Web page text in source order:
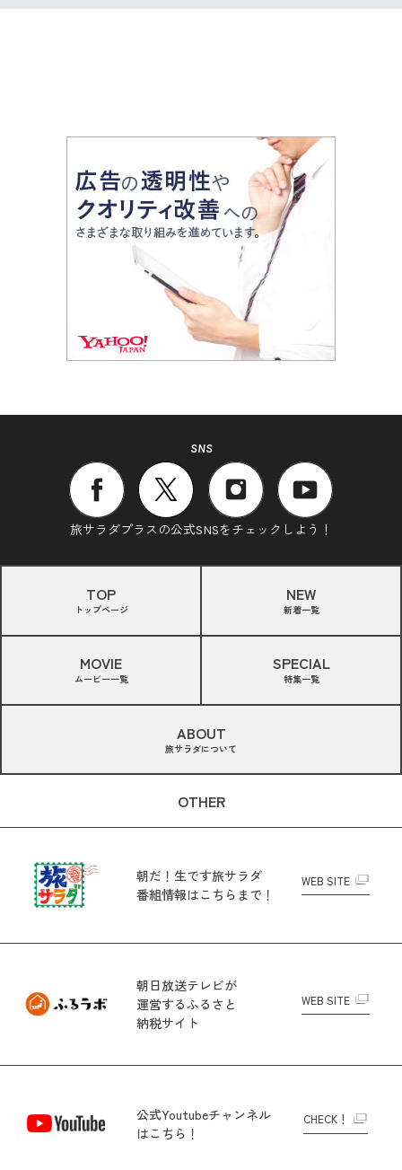
SNS
旅サラダプラスの公式SNSをチェックしよう！
TOP
トップページ
NEW
新着一覧
MOVIE
ムービー一覧
SPECIAL
特集一覧
ABOUT
旅サラダについて
OTHER
朝だ！生です旅サラダ
番組情報はこちらまで！
WEB SITE
朝日放送テレビが
運営するふるさと
納税サイト
WEB SITE
公式Youtubeチャンネル
はこちら！
CHECK！